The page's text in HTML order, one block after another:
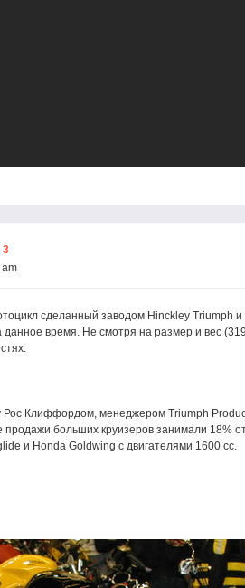
3
сделанный заводом Hinckley
время. Не смотря на размер и вес
Рос Клиффордом, менеджером Triumph
больших круизеров занимали 18%
и Honda Goldwing с двигателями 1600 сс.